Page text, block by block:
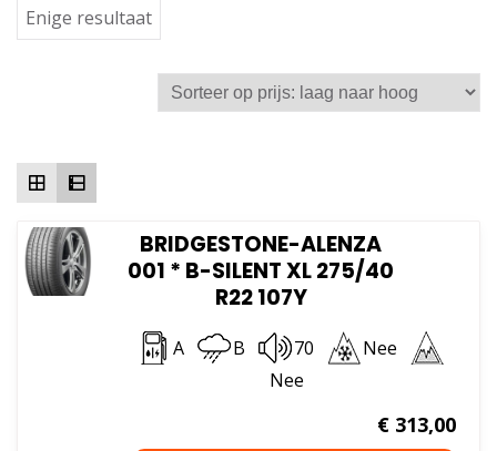
Enige resultaat
BRIDGESTONE-ALENZA
001 * B-SILENT XL 275/40
R22 107Y
A B 70
Nee
Nee
€313,00